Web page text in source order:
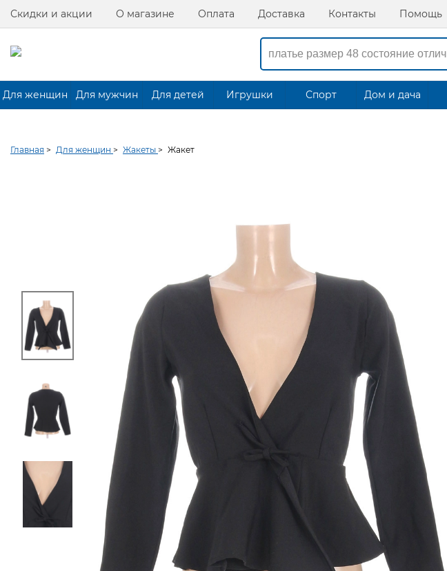
Скидки и акции О магазине Оплата Доставка Контакты Помощь
Для женщин Для мужчин Для детей Игрушки Спорт Дом и дача
Главная > Для женщин > Жакеты > Жакет